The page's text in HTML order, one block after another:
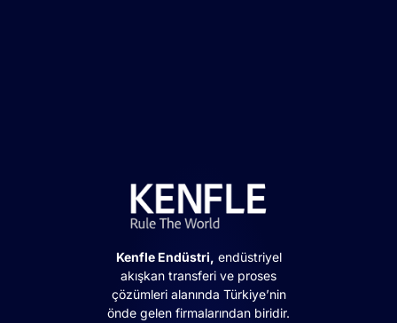
Kenfle Endüstri, endüstriyel
akışkan transferi ve proses
çözümleri alanında Türkiye’nin
önde gelen firmalarından biridir.